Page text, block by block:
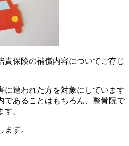
責保険の補償内容についてご存じ
に遭われた方を対象にしています
であることはもちろん、整骨院で
。
す。